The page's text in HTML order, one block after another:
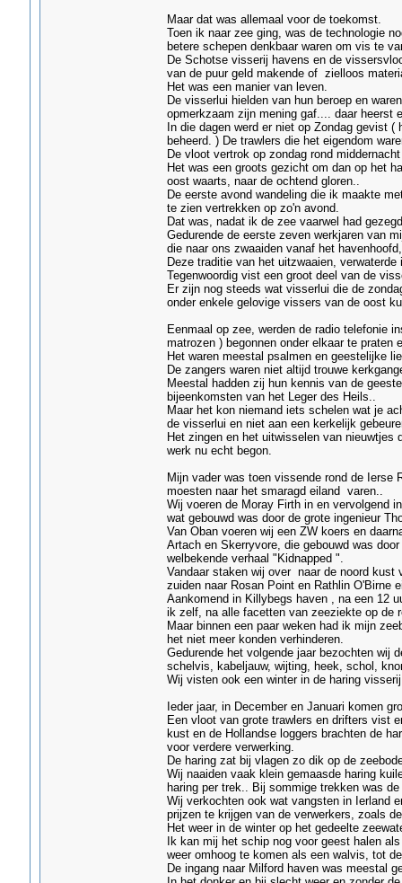
Maar dat was allemaal voor de toekomst.
Toen ik naar zee ging, was de technologie
betere schepen denkbaar waren om vis te
De Schotse visserij havens en de
van de puur geld makende of zielloos
Het was een manier van leven.
De visserlui hielden van hun beroep en
opmerkzaam zijn mening gaf.... daar heerst
In die dagen werd er niet op Zondag gevist
beheerd. ) De trawlers die het eigendom
De vloot vertrok op zondag rond
Het was een groots gezicht om dan op het
oost waarts, naar de ochtend gloren..
De eerste avond wandeling die ik maakte
te zien vertrekken op zo'n avond.
Dat was, nadat ik de zee vaarwel had
Gedurende de eerste zeven werkjaren van
die naar ons zwaaiden vanaf het
Deze traditie van het uitzwaaien, verwaterde
Tegenwoordig vist een groot deel van de
Er zijn nog steeds wat visserlui die de
onder enkele gelovige vissers van de oost
Eenmaal op zee, werden de radio telefonie
matrozen ) begonnen onder elkaar te praten
Het waren meestal psalmen en geestelijke
De zangers waren niet altijd trouwe
Meestal hadden zij hun kennis van de
bijeenkomsten van het Leger des Heils..
Maar het kon niemand iets schelen wat je
de visserlui en niet aan een kerkelijk
Het zingen en het uitwisselen van nieuwtjes
werk nu echt begon.
Mijn vader was toen vissende rond de
moesten naar het smaragd eiland varen..
Wij voeren de Moray Firth in en vervolgend
wat gebouwd was door de grote ingenieur
Van Oban voeren wij een ZW koers en
Artach en Skerryvore, die gebouwd was
welbekende verhaal "Kidnapped ".
Vandaar staken wij over naar de noord kust
zuiden naar Rosan Point en Rathlin O'Birne
Aankomend in Killybegs haven , na een 12
ik zelf, na alle facetten van zeeziekte op de
Maar binnen een paar weken had ik mijn
het niet meer konden verhinderen.
Gedurende het volgende jaar bezochten wij
schelvis, kabeljauw, wijting, heek, schol,
Wij visten ook een winter in de haring
Ieder jaar, in December en Januari komen
Een vloot van grote trawlers en drifters vist
kust en de Hollandse loggers brachten de
voor verdere verwerking.
De haring zat bij vlagen zo dik op de
Wij naaiden vaak klein gemaasde haring
haring per trek.. Bij sommige trekken was
Wij verkochten ook wat vangsten in Ierland
prijzen te krijgen van de verwerkers, zoals
Het weer in de winter op het gedeelte
Ik kan mij het schip nog voor geest halen
weer omhoog te komen als een walvis, tot
De ingang naar Milford haven was meestal